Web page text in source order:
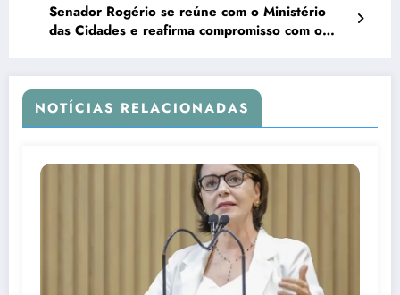
Senador Rogério se reúne com o Ministério
das Cidades e reafirma compromisso com o
NOTÍCIAS RELACIONADAS